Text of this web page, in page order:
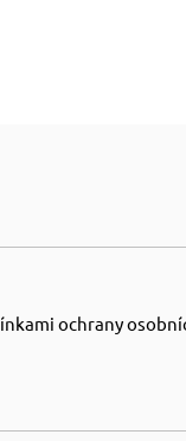
ochrany